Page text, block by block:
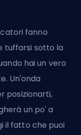
fanno
tuffarsi sotto la
hai un vero
Un'onda
posizionarti,
un po' a
il fatto che puoi